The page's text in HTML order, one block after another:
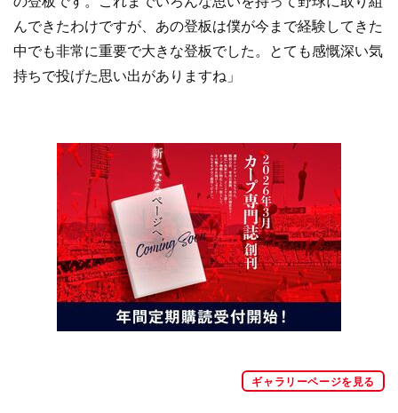
んできたわけですが、あの登板は僕が今まで経験してきた
中でも非常に重要で大きな登板でした。とても感慨深い気
持ちで投げた思い出がありますね」
ギャラリーページを見る